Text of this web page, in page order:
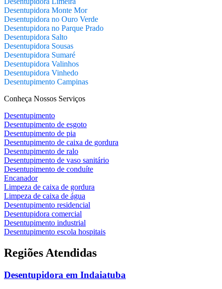
Desentupidora Monte Mor
Desentupidora no Ouro Verde
Desentupidora no Parque Prado
Desentupidora Salto
Desentupidora Sousas
Desentupidora Sumaré
Desentupidora Valinhos
Desentupidora Vinhedo
Desentupimento Campinas
Conheça Nossos Serviços
Desentupimento
Desentupimento de esgoto
Desentupimento de pia
Desentupimento de caixa de gordura
Desentupimento de ralo
Desentupimento de vaso sanitário
Desentupimento de conduíte
Encanador
Limpeza de caixa de gordura
Limpeza de caixa de água
Desentupimento residencial
Desentupidora comercial
Desentupimento industrial
Desentupimento escola hospitais
Regiões Atendidas
Desentupidora em Indaiatuba